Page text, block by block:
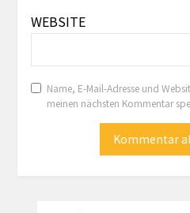
WEBSITE
Name, E-Mail-Adresse und
meinen nächsten Kommentar